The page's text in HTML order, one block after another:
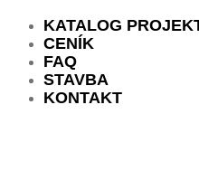
KATALOG
CENÍK
FAQ
STAVBA
KONTAKT